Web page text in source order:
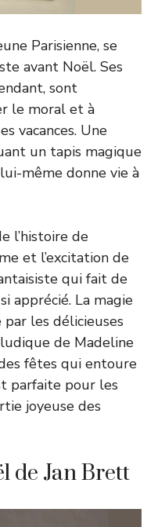
Parisienne, se
avant Noël. Ses
sont
le moral et à
vacances. Une
un tapis magique
même donne vie à
l’histoire de
et l’excitation de
qui fait de
apprécié. La magie
les délicieuses
de Madeline
fêtes qui entoure
parfaite pour les
joyeuse des
de Jan Brett